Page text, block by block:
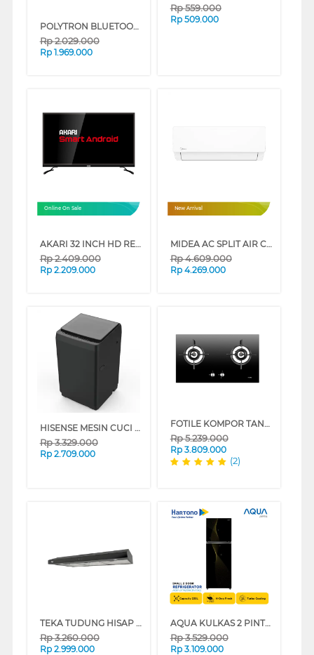
POLYTRON BLUETOOTH SPEAKER AKTIF KARAOKE PASPRO12F7
Rp2.029.000
Rp 1.969.000
Rp559.000
Rp 509.000
Online On Sale
AKARI 32 INCH HD READY SMART ANDROID TV AT-32AS2
Rp2.409.000
Rp 2.209.000
New Arrival
MIDEA AC SPLIT AIR CONDITIONER STANDARD PRIME GUARD MSFQ-CRN8-ID SERIES
Rp4.609.000
Rp 4.269.000
HISENSE MESIN CUCI 1 TABUNG TOP LOAD WASHER 9 KG WT90F30
Rp3.329.000
Rp 2.709.000
FOTILE KOMPOR TANAM BUILT IN HOB GHG78211
Rp5.239.000
Rp 3.809.000
(2)
TEKA TUDUNG HISAP ASAP SLIM LINE HOOD HGI902BLACK
Rp3.260.000
Rp 2.999.000
AQUA KULKAS 2 PINTU KECIL SMALL 2 DOOR REFRIGERATOR STAR GOLD AQR-DTM285CBV(SG)
Rp3.529.000
Rp 3.109.000